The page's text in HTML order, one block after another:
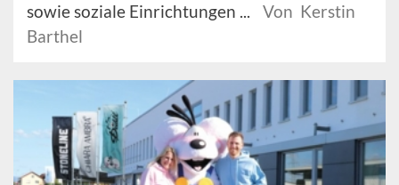
sowie soziale Einrichtungen ...
Von Kerstin
Barthel